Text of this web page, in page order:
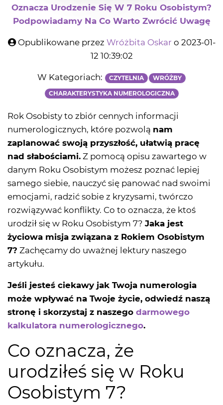
Oznacza Urodzenie Się W 7 Roku Osobistym?
Podpowiadamy Na Co Warto Zwrócić Uwagę
Opublikowane przez Wróżbita Oskar o 2023-01-
12 10:39:02
W Kategoriach: CZYTELNIA WRÓŻBY
CHARAKTERYSTYKA NUMEROLOGICZNA
Rok Osobisty to zbiór cennych informacji
numerologicznych, które pozwolą nam
zaplanować swoją przyszłość, ułatwią pracę
nad słabościami. Z pomocą opisu zawartego w
danym Roku Osobistym możesz poznać lepiej
samego siebie, nauczyć się panować nad swoimi
emocjami, radzić sobie z kryzysami, twórczo
rozwiązywać konflikty. Co to oznacza, że ktoś
urodził się w Roku Osobistym 7? Jaka jest
życiowa misja związana z Rokiem Osobistym
7? Zachęcamy do uważnej lektury naszego
artykułu.
Jeśli jesteś ciekawy jak Twoja numerologia
może wpływać na Twoje życie, odwiedź naszą
stronę i skorzystaj z naszego darmowego
kalkulatora numerologicznego.
Co oznacza, że
urodziłeś się w Roku
Osobistym 7?